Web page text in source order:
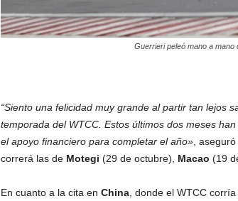
Guerrieri peleó mano a mano
“Siento una felicidad muy grande al partir tan lejos
temporada del WTCC. Estos últimos dos meses
el apoyo financiero para completar el año», aseguró
correrá las de Motegi (29 de octubre), Macao (19
En cuanto a la cita en China, donde el WTCC